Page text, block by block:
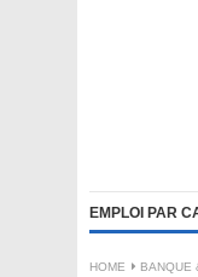
EMPLOI PAR
HOME BANQUE